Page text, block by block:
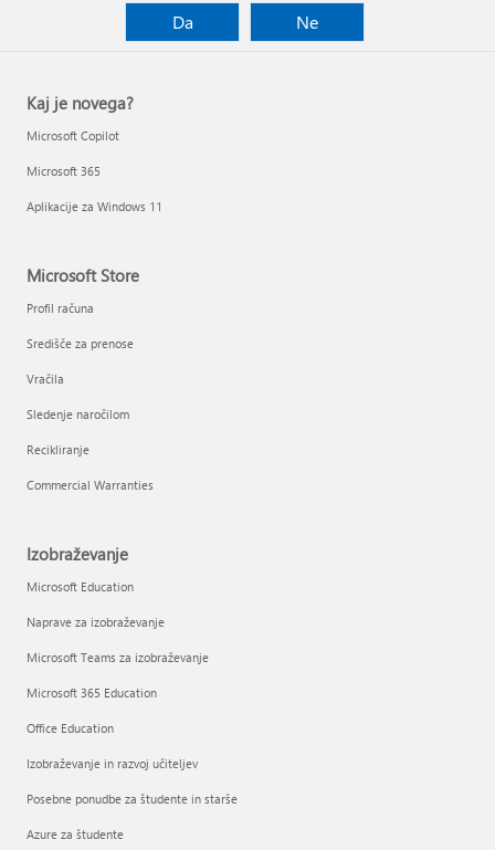
Da
Ne
Kaj je novega?
Microsoft Copilot
Microsoft 365
Aplikacije za Windows 11
Microsoft Store
Profil računa
Središče za prenose
Vračila
Sledenje naročilom
Recikliranje
Commercial Warranties
Izobraževanje
Microsoft Education
Naprave za izobraževanje
Microsoft Teams za izobraževanje
Microsoft 365 Education
Office Education
Izobraževanje in razvoj učiteljev
Posebne ponudbe za študente in starše
Azure za študente